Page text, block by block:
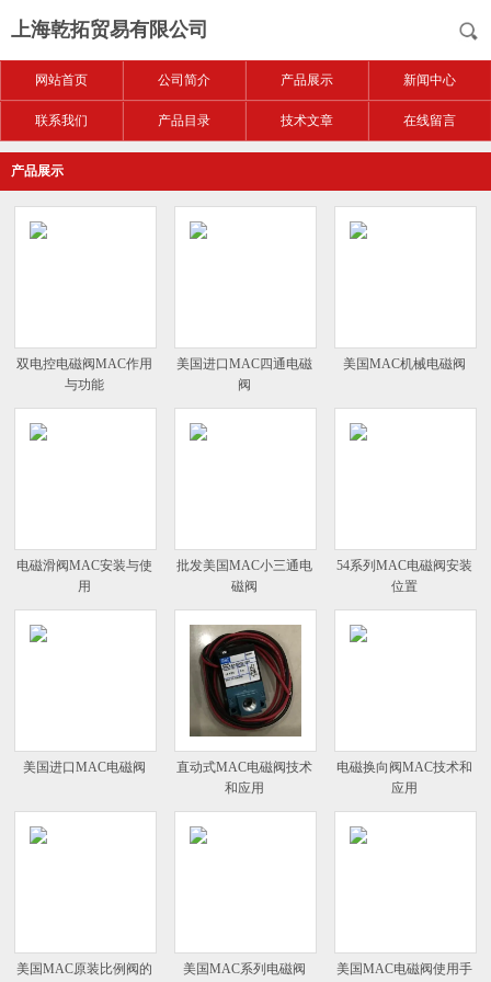
上海乾拓贸易有限公司
网站首页 公司简介 产品展示 新闻中心
联系我们 产品目录 技术文章 在线留言
产品展示
双电控电磁阀MAC作用
与功能
美国进口MAC四通电磁
阀
美国MAC机械电磁阀
电磁滑阀MAC安装与使
用
批发美国MAC小三通电
磁阀
54系列MAC电磁阀安装
位置
美国进口MAC电磁阀
直动式MAC电磁阀技术
和应用
电磁换向阀MAC技术和
应用
美国MAC原装比例阀的
美国MAC系列电磁阀
美国MAC电磁阀使用手